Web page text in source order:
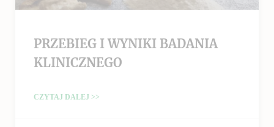
PRZEBIEG I WYNIKI BADANIA
KLINICZNEGO
CZYTAJ DALEJ >>